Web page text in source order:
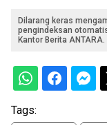
Dilarang keras
pengindeksan
Kantor Berita ANTARA.
Tags: